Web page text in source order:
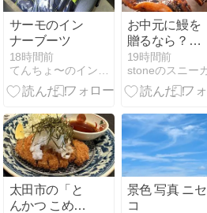
サーモのイン
ナーブーツ
18時間前
てんちょ〜のイン・マイ・ソゥル2
お中元に鰻を
贈るなら？喜
ばれる国産う
なぎギフトの
選び方とおす
19時間前
太田市の「と
んかつ こめ
景色 写真 ニセ
コ